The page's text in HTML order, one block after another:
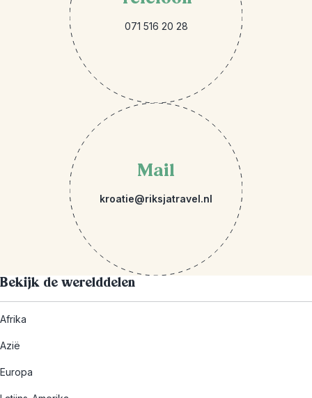
071 516 20 28
Mail
kroatie@riksjatravel.nl
Bekijk de werelddelen
Afrika
Azië
Europa